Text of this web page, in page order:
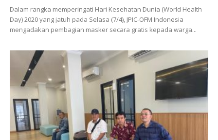
Dalam rangka memperingati Hari Kesehatan Dunia (World Health
Day) 2020 yang jatuh pada Selasa (7/4), JPIC-OFM Indonesia
mengadakan pembagian masker secara gratis kepada warga...